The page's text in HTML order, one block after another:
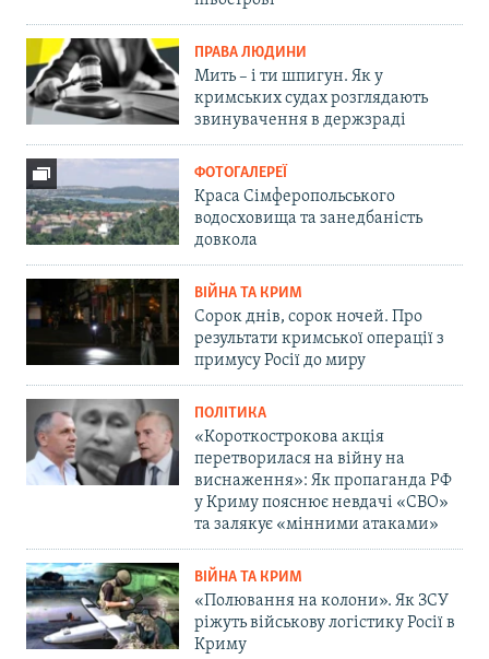
ПРАВА ЛЮДИНИ
Мить – і ти шпигун. Як у
кримських судах розглядають
звинувачення в держзраді
ФОТОГАЛЕРЕЇ
Краса Сімферопольського
водосховища та занедбаність
довкола
ВІЙНА ТА КРИМ
Сорок днів, сорок ночей. Про
результати кримської операції з
примусу Росії до миру
ПОЛІТИКА
«Короткострокова акція
перетворилася на війну на
виснаження»: Як пропаганда РФ
у Криму пояснює невдачі «СВО»
та залякує «мінними атаками»
ВІЙНА ТА КРИМ
«Полювання на колони». Як ЗСУ
ріжуть військову логістику Росії в
Криму